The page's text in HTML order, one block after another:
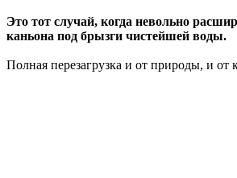
Это тот случай, когда невольно
каньона под брызги чистейшей воды.
Полная перезагрузка и от природы, и